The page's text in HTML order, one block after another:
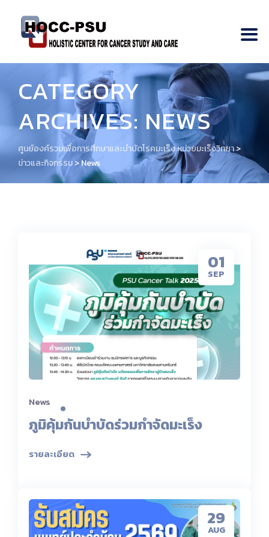
CATEGORY
ARCHIVES: NEWS
ศูนย์องค์รวมเพื่อการศึกษาและบำบัดโรคมะเร็ง หน่วยมะเร็งวิทยา>
ข่าวและกิจกรรม>News
01
SEP
News
ภูมิคุ้มกันบำบัดร่วมกำจัดมะเร็ง
รายละเอียด
29
AUG